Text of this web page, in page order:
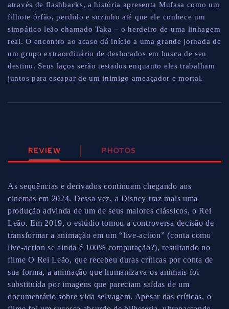
através de flashbacks, a história apresenta Mufasa como um
filhote órfão, perdido e sozinho até que ele conhece um
simpático leão chamado Taka – o herdeiro de uma linhagem
real. O encontro ao acaso dá início a uma grande jornada de
um grupo extraordinário de deslocados em busca de seu
destino. Seus laços serão testados enquanto eles trabalham
juntos para escapar de um inimigo ameaçador e mortal.
REVIEW PHOTOS
As sequências e derivados continuam chegando aos
cinemas em 2024. Dessa vez, a Disney traz mais uma
produção advinda de um de seus maiores clássicos, o Rei
Leão. Em 2019, o estúdio tomou a controversa decisão de
transformar a animação em um “live-action” (conta como
live-action se ainda é 100% computação?), resultando no
filme O Rei Leão, que recebeu duras críticas por conta de
sua forma, a animação que humanizava os animais foi
substituída por imagens que pareciam saídas de um
documentário sobre vida selvagem. Apesar das críticas, o